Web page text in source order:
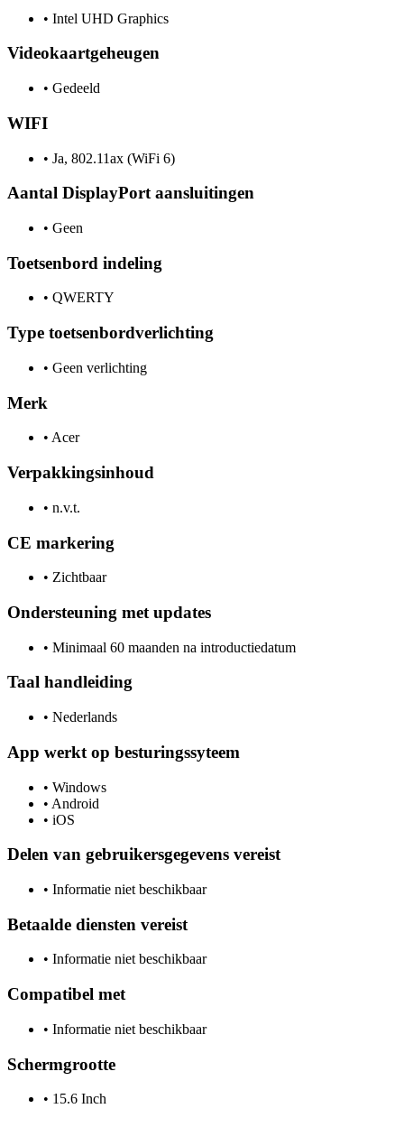
• Intel UHD Graphics
Videokaartgeheugen
• Gedeeld
WIFI
• Ja, 802.11ax (WiFi 6)
Aantal DisplayPort aansluitingen
• Geen
Toetsenbord indeling
• QWERTY
Type toetsenbordverlichting
• Geen verlichting
Merk
• Acer
Verpakkingsinhoud
• n.v.t.
CE markering
• Zichtbaar
Ondersteuning met updates
• Minimaal 60 maanden na introductiedatum
Taal handleiding
• Nederlands
App werkt op besturingssyteem
• Windows
• Android
• iOS
Delen van gebruikersgegevens vereist
• Informatie niet beschikbaar
Betaalde diensten vereist
• Informatie niet beschikbaar
Compatibel met
• Informatie niet beschikbaar
Schermgrootte
• 15.6 Inch